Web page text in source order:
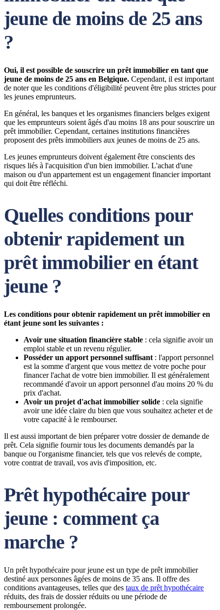
jeune de moins de 25 ans
?
Oui, il est possible de souscrire un prêt immobilier en tant que
jeune de moins de 25 ans en Belgique. Cependant, il est important
de noter que les conditions d'éligibilité peuvent être plus strictes pour
les jeunes emprunteurs.
En général, les banques et les organismes financiers belges exigent
que les emprunteurs soient âgés d'au moins 18 ans pour souscrire un
prêt immobilier. Cependant, certaines institutions financières
proposent des prêts immobiliers aux jeunes de moins de 25 ans.
Les jeunes emprunteurs doivent également être conscients des
risques liés à l'acquisition d'un bien immobilier. L'achat d'une
maison ou d'un appartement est un engagement financier important
qui doit être réfléchi.
Quelles conditions pour
obtenir rapidement un
prêt immobilier en étant
jeune ?
Les conditions pour obtenir rapidement un prêt immobilier en
étant jeune sont les suivantes :
Avoir une situation financière stable : cela signifie avoir un
emploi stable et un revenu régulier.
Posséder un apport personnel suffisant : l'apport personnel
est la somme d'argent que vous mettez de votre poche pour
financer l'achat de votre bien immobilier. Il est généralement
recommandé d'avoir un apport personnel d'au moins 20 % du
prix d'achat.
Avoir un projet d'achat immobilier solide : cela signifie
avoir une idée claire du bien que vous souhaitez acheter et de
votre capacité à le rembourser.
Il est aussi important de bien préparer votre dossier de demande de
prêt. Cela signifie fournir tous les documents demandés par la
banque ou l'organisme financier, tels que vos relevés de compte,
votre contrat de travail, vos avis d'imposition, etc.
Prêt hypothécaire pour
jeune : comment ça
marche ?
Un prêt hypothécaire pour jeune est un type de prêt immobilier
destiné aux personnes âgées de moins de 35 ans. Il offre des
conditions avantageuses, telles que des taux de prêt hypothécaire
réduits, des frais de dossier réduits ou une période de
remboursement prolongée.